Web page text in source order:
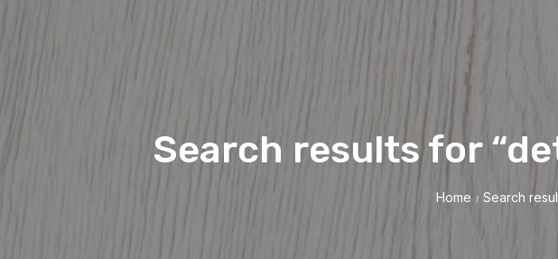
Search results for
Home / Search